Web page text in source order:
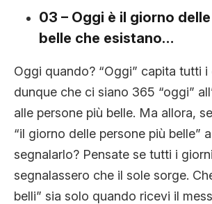
03 – Oggi è il giorno
belle che esistano…
Oggi quando? “Oggi” capita tutti
dunque che ci siano 365 “oggi”
alle persone più belle. Ma allora,
“il giorno delle persone più belle”
segnalarlo? Pensate se tutti i
segnalassero che il sole sorge.
belli” sia solo quando ricevi il